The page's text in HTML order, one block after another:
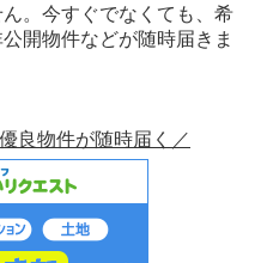
ん。今すぐでなくても、希
開物件などが随時届きま
良物件が随時届く／